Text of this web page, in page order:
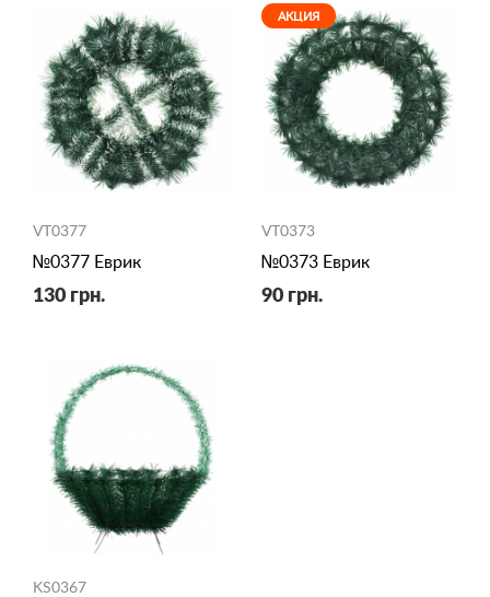
VT0377
№0377 Еврик
130 грн.
АКЦИЯ
VT0373
№0373 Еврик
90 грн.
KS0367